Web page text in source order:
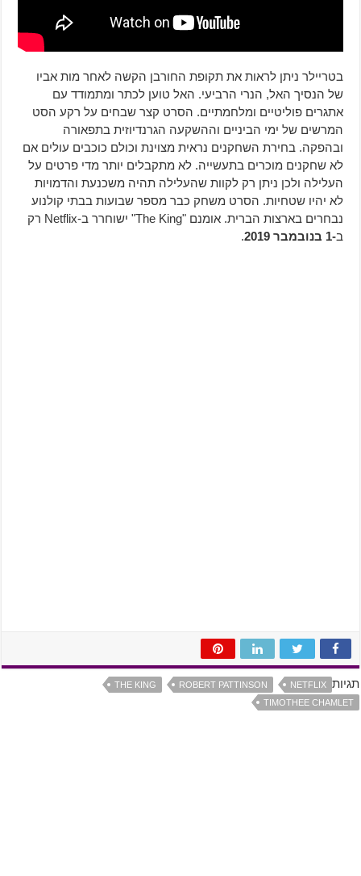
בטריילר ניתן לראות את תקופת החורבן הקשה לאחר מות אביו
של הנסיך האל, הנרי הרביעי. האל טוען לכתר ומתמודד עם
אתגרים פוליטיים ומלחמתיים. הסרט קצר שבחים על רקע הסט
המרשים של ימי הביניים וההשקעה הגרנדיוזית בתפאורה
ובהפקה. בחירת השחקנים נראית מצוינת וכולם כוכבים עולים אם
לא שחקנים מוכרים בתעשייה. לא מתקבלים יותר מדי פרטים על
העלילה ולכן ניתן רק לקוות שהעלילה תהיה משכנעת והדמויות
לא יהיו שטחיות. הסרט משחק כבר מספר שבועות בבתי קולנוע
נבחרים בארצות הברית. אומנם "The King" ישוחרר ב-Netflix רק
ב-1 בנובמבר 2019 .
תגיות NETFLIX
ROBERT PATTINSON
THE KING
TIMOTHEE CHAMLET